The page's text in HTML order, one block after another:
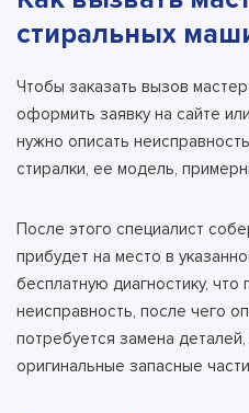
стиральных
Чтобы заказать вызов
оформить заявку на сайте
нужно описать
стиралки, ее модель,
После этого специалист
прибудет на место в
бесплатную диагностику, что
неисправность, после чего
потребуется замена
оригинальные запасные